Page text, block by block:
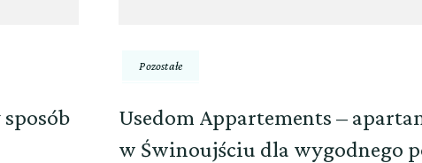
Pozostałe
Usedom Appartements –
w Świnoujściu dla wygodnego